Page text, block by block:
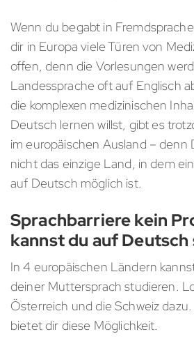
Wenn du begabt in
dir in Europa viele Türen von
offen, denn die Vorlesungen
Landessprache oft auf Englisch
die komplexen medizinischen
Deutsch lernen willst, gibt es
im europäischen Ausland – denn
nicht das einzige Land, in dem
auf Deutsch möglich ist.
Sprachbarriere kein
kannst du auf
In 4 europäischen Ländern
deiner Muttersprach studieren.
Österreich und die Schweiz
bietet dir diese Möglichkeit.